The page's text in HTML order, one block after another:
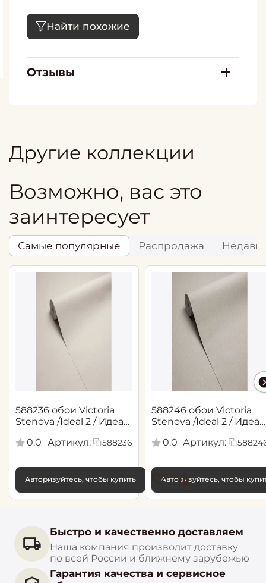
Найти похожие
Отзывы
Другие коллекции
Возможно, вас это
заинтересует
Самые популярные Распродажа
588236 обои Victoria
Stenova /Ideal 2 / Идеал
0.0
Артикул: 588236
Авторизуйтесь, чтобы купить
588246 обои Victoria
Stenova /Ideal 2 / Идеал
0.0 Артикул:
Авторизуйтесь, чтобы
Быстро и качественно доставляем
Наша компания производит доставку
по всей России и ближнему зарубежью
Гарантия качества и сервисное